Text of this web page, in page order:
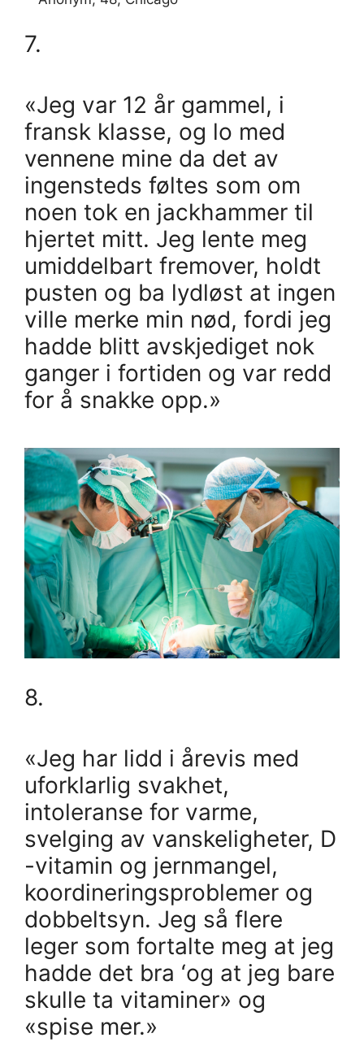
7.
«Jeg var 12 år gammel, i
fransk klasse, og lo med
vennene mine da det av
ingensteds føltes som om
noen tok en jackhammer til
hjertet mitt. Jeg lente meg
umiddelbart fremover, holdt
pusten og ba lydløst at ingen
ville merke min nød, fordi jeg
hadde blitt avskjediget nok
ganger i fortiden og var redd
for å snakke opp.»
8.
«Jeg har lidd i årevis med
uforklarlig svakhet,
intoleranse for varme,
svelging av vanskeligheter, D
-vitamin og jernmangel,
koordineringsproblemer og
dobbeltsyn. Jeg så flere
leger som fortalte meg at jeg
hadde det bra ‘og at jeg bare
skulle ta vitaminer» og
«spise mer.»